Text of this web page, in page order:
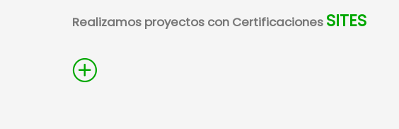
Realizamos proyectos con Certificaciones TRUE